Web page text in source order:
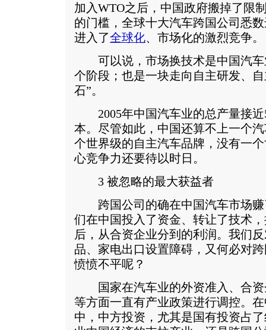
加入WTO之后，中国政府搬掉了限
的门槛，全球十大汽车跨国公司悉
进入了全球化、市场化的激烈竞争。
可以说，市场换技术是中国汽车
个阶段；也是一块走向自主研发、
石”。
2005年中国汽车业的总产量接近
本。尽管如此，中国还算不上一个
个世界级的自主汽车品牌，没有一
心竞争力还要待以时日。
3 被忽略的最大获益者
跨国公司的确在中国汽车市场赚
们在中国投入了资金、转让了技术
后，从合资企业分到的利润。我们
品、家电出口设置障碍，又何必对
愤愤不平呢？
国家在汽车业的外资准入、合资
等方面一直有产业政策进行调控。
中，中方投资，尤其是国有投资占